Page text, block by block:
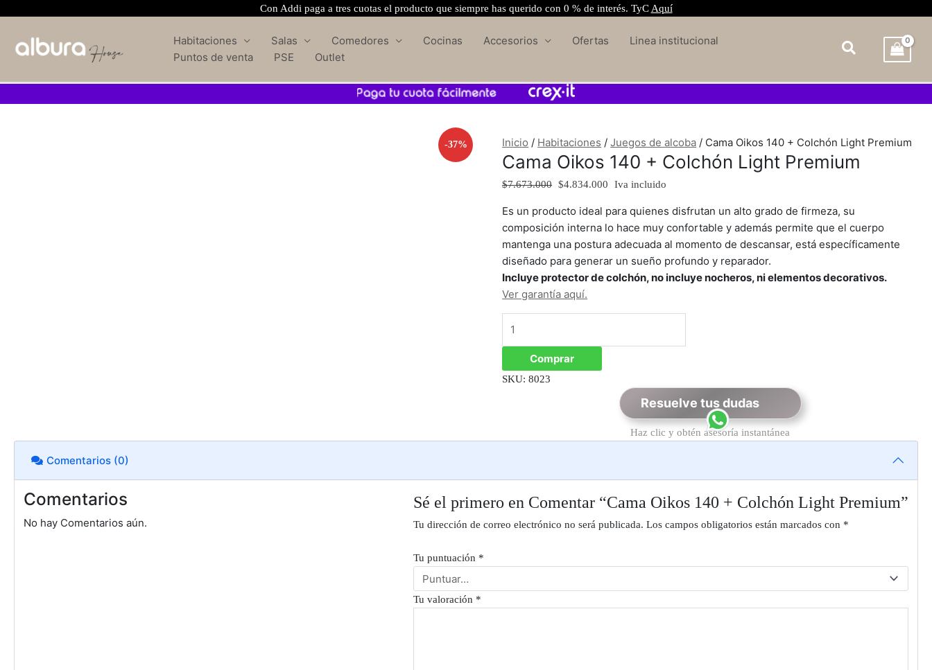
Con Addi paga a tres cuotas el producto que siempre has querido con 0 % de interés. TyC Aquí
Habitaciones Salas Comedores Cocinas Accesorios Ofertas
Linea institucional
Puntos de venta
PSE Outlet
-37% Inicio / Habitaciones /Juegos de alcoba / Cama Oikos 140 + Colchón Light Premium
Cama Oikos 140 + Colchón Light Premium
$7.673.000
original
era:
$7.673.000.
$4.834.000
actual
es:
Iva incluido
Es un producto ideal para quienes disfrutan un alto grado de firmeza, su
composición interna lo hace muy confortable y además permite que el cuerpo
mantenga una postura adecuada al momento de descansar, está específicamente
diseñado para generar un sueño profundo y reparador.
Incluye protector de colchón, no incluye nocheros, ni elementos decorativos.
Ver garantía aquí.
140
+
Colchón
Premium
cantidad
Comprar
SKU:8023
Resuelve tus dudas
Haz clic y obtén asesoría instantánea
Comentarios (0)
Comentarios
No hay Comentarios aún.
Sé el primero en Comentar “Cama Oikos 140 + Colchón Light Premium”
Tu dirección de correo electrónico no será publicada. Los campos obligatorios están marcados con *
Tu puntuación *
Tu valoración *